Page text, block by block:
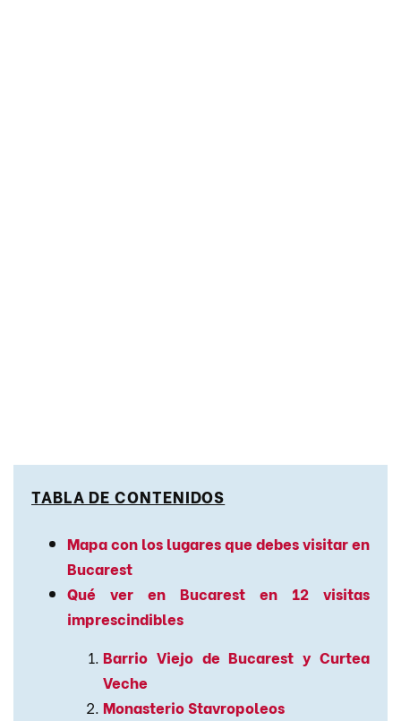
TABLA DE CONTENIDOS
Mapa con los lugares que debes visitar en
Bucarest
Qué ver en Bucarest en 12 visitas
imprescindibles
Barrio Viejo de Bucarest y Curtea
Veche
Monasterio Stavropoleos